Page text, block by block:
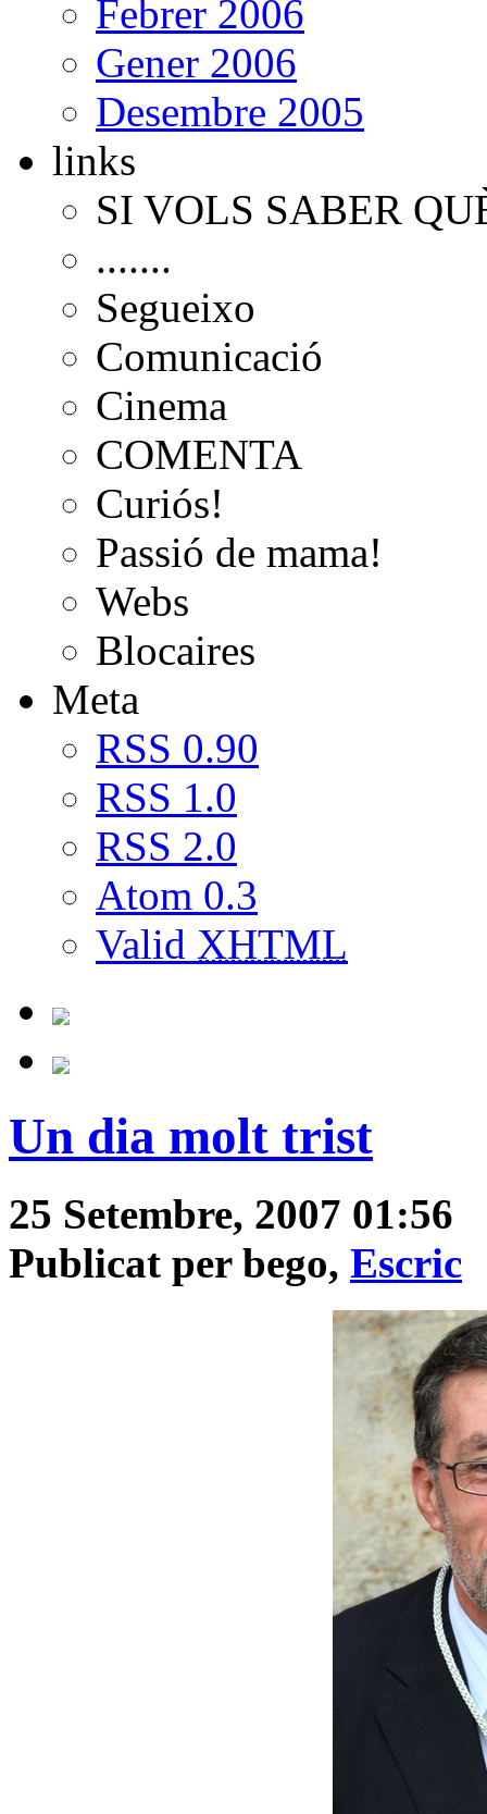
Febrer 2006
Gener 2006
Desembre 2005
links
SI VOLS SABER
.......
Segueixo
Comunicació
Cinema
COMENTA
Curiós!
Passió de mama!
Webs
Blocaires
Meta
RSS 0.90
RSS 1.0
RSS 2.0
Atom 0.3
Valid XHTML
Un dia molt trist
25 Setembre, 2007 01:56
Publicat per bego, Escric